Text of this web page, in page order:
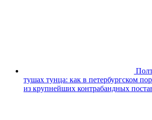
тушах тунца: как в петербургском
из крупнейших контрабандных